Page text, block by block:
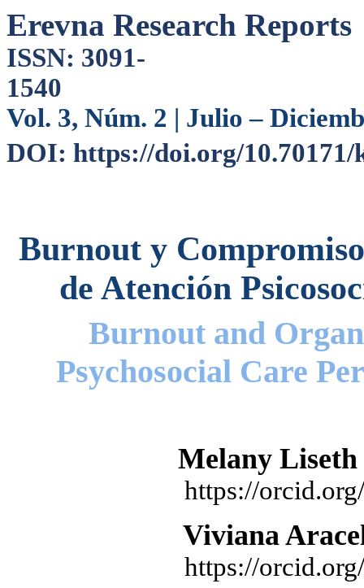
Erevna Research Reports
ISSN: 3091-
Vol. 3, Núm. 2 | Julio –
DOI: https://doi.org/10.70171/
Burnout y
de Atención
Burnout and
Psychosocial Care
Melany Liseth
https://
Viviana
https://